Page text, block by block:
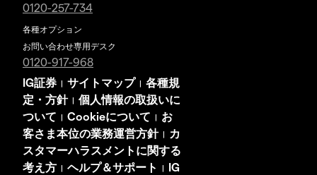
0120-257-734
各種オプション
お問い合わせ専用デスク
0120-917-968
IG証券 | サイトマップ | 各種規
定・方針| 個人情報の取扱いに
ついて | Cookieについて | お
客さま本位の業務運営方針|
カ
スタマーハラスメントに関する
考え方 | ヘルプ＆サポート | IG